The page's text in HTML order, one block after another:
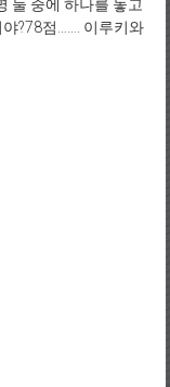
둘 중에 하나를 놓고
야?78점……. 이루키와